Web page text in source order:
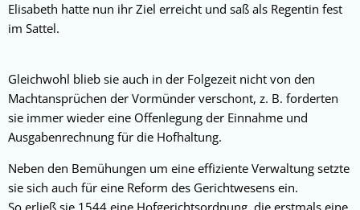
Elisabeth hatte nun ihr Ziel erreicht und saß als Regentin fest
im Sattel.
Gleichwohl blieb sie auch in der Folgezeit nicht von den
Machtansprüchen der Vormünder verschont, z. B. forderten
sie immer wieder eine Offenlegung der Einnahme und
Ausgabenrechnung für die Hofhaltung.
Neben den Bemühungen um eine effiziente Verwaltung setzte
sie sich auch für eine Reform des Gerichtwesens ein.
So erließ sie 1544 eine Hofgerichtsordnung, die erstmals eine